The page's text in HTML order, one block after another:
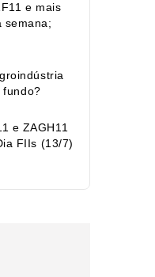
e mais
semana;
fundo?
e ZAGH11
FIIs (13/7)